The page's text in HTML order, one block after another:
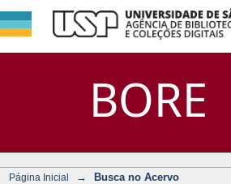
BORE
Busca no
DSpace/Manakin +
Página Inicial → Busca no Acervo